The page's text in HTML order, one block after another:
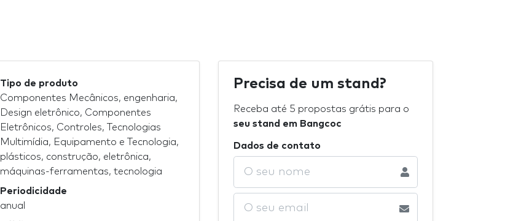
Tipo de produto
Componentes Mecânicos, engenharia,
Design eletrônico, Componentes
Eletrônicos, Controles, Tecnologias
Multimídia, Equipamento e Tecnologia,
plásticos, construção, eletrônica,
máquinas-ferramentas, tecnologia
Periodicidade
anual
Precisa de um stand?
Receba até 5 propostas grátis para o
seu stand em Bangcoc
Dados de contato